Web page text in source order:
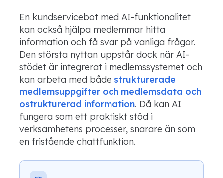
En kundservicebot med AI-funktionalitet
kan också hjälpa medlemmar hitta
information och få svar på vanliga frågor.
Den största nyttan uppstår dock när AI-
stödet är integrerat i medlemssystemet och
kan arbeta med både strukturerade
medlemsuppgifter och medlemsdata och
ostrukturerad information. Då kan AI
fungera som ett praktiskt stöd i
verksamhetens processer, snarare än som
en fristående chattfunktion.